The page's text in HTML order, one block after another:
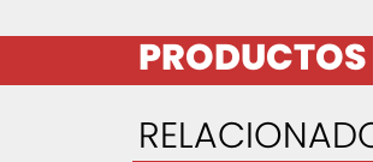
PRODUCTOS